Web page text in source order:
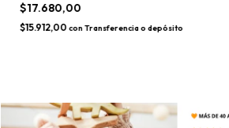
$17.680,00
$15.912,00 con Transferencia o depósito